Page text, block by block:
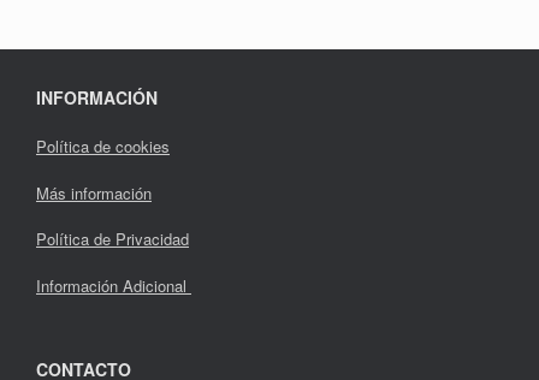
INFORMACIÓN
Política de cookies
Más información
Política de Privacidad
Información Adicional
CONTACTO